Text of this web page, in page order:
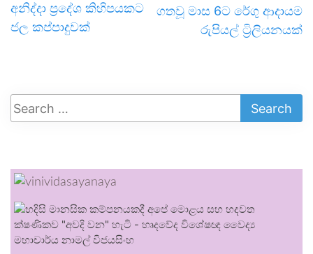
අනිද්දා ප්‍රදේශ කිහිපයකට
ජල කප්පාදුවක්
ගතවූ මාස 6ට රේගු ආදායම
රුපියල් ට්‍රිලියනයක්